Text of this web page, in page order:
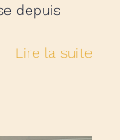
depuis
Lire la suite